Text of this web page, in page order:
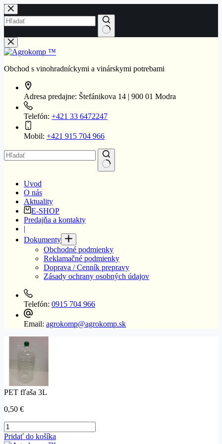
Skip
to
content
No
results
Obchod s vinohradníckymi a vinárskymi potrebami
Adresa predajne: Štefánikova 14 | 900 01 Modra
Telefón: +421 33 6472247
Mobil: +421 915 704 966
results Uvod
O nás
Aktuality
E-SHOP
Predajňa a kontakty
|
Dokumenty
Obchodné podmienky
Reklamačné podmienky
Doprava / Cenník prepravy
Zásady ochrany osobných údajov
Telefón: 0915 704 966
Email: agrokomp@agrokomp.sk
PET fľaša 3L
0,50 €
množstvo
PET
Pridať do košíka